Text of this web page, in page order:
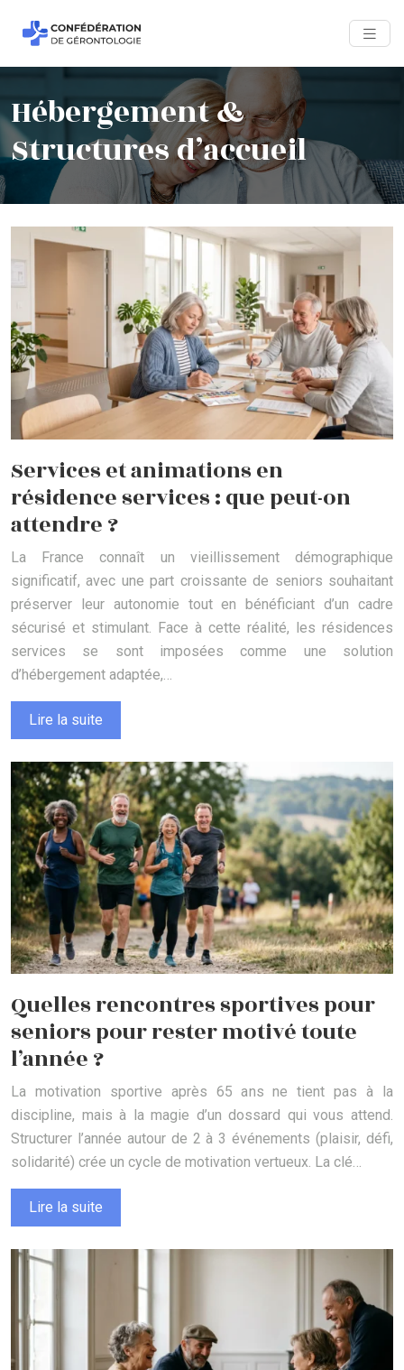
Hébergement &
Structures d’accueil
Services et animations en
résidence services : que peut-on
attendre ?
La France connaît un vieillissement démographique
significatif, avec une part croissante de seniors souhaitant
préserver leur autonomie tout en bénéficiant d’un cadre
sécurisé et stimulant. Face à cette réalité, les résidences
services se sont imposées comme une solution
d’hébergement adaptée,…
Lire la suite
Quelles rencontres sportives pour
seniors pour rester motivé toute
l’année ?
La motivation sportive après 65 ans ne tient pas à la
discipline, mais à la magie d’un dossard qui vous attend.
Structurer l’année autour de 2 à 3 événements (plaisir, défi,
solidarité) crée un cycle de motivation vertueux. La clé…
Lire la suite